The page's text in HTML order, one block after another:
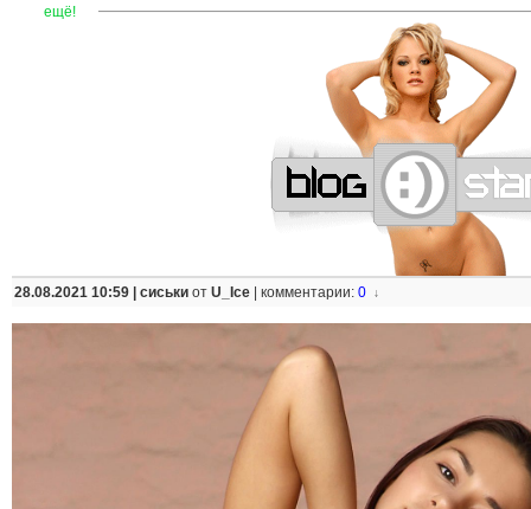
ещё! ——————————————————————
28.08.2021 10:59 | сиськи от U_Ice комментарии: 0 ↓